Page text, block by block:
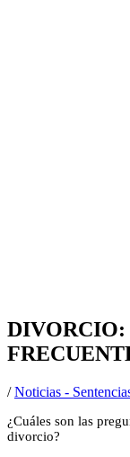
DIVORCIO:
/Noticias -
¿Cuáles son las
divorcio?